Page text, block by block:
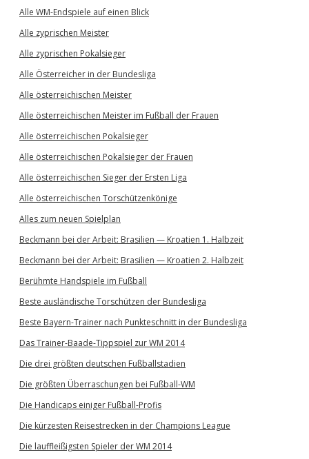
Alle WM-Endspiele auf einen Blick
Alle zyprischen Meister
Alle zyprischen Pokalsieger
Alle Österreicher in der Bundesliga
Alle österreichischen Meister
Alle österreichischen Meister im Fußball der Frauen
Alle österreichischen Pokalsieger
Alle österreichischen Pokalsieger der Frauen
Alle österreichischen Sieger der Ersten Liga
Alle österreichischen Torschützenkönige
Alles zum neuen Spielplan
Beckmann bei der Arbeit: Brasilien — Kroatien 1. Halbzeit
Beckmann bei der Arbeit: Brasilien — Kroatien 2. Halbzeit
Berühmte Handspiele im Fußball
Beste ausländische Torschützen der Bundesliga
Beste Bayern-Trainer nach Punkteschnitt in der Bundesliga
Das Trainer-Baade-Tippspiel zur WM 2014
Die drei größten deutschen Fußballstadien
Die größten Überraschungen bei Fußball-WM
Die Handicaps einiger Fußball-Profis
Die kürzesten Reisestrecken in der Champions League
Die lauffleißigsten Spieler der WM 2014